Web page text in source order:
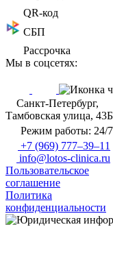
QR-код
СБП
Рассрочка
Мы в соцсетях:
Санкт-Петербург,
Тамбовская улица, 43Б
Режим работы: 24/7
+7 (969) 777–39–11
info@lotos-clinica.ru
Пользовательское
соглашение
Политика
конфиденциальности